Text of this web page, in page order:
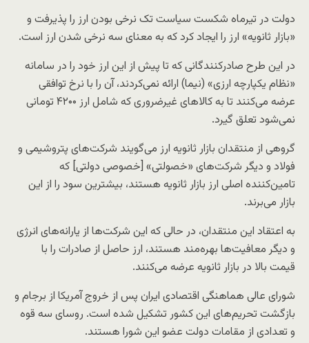
دولت در تیرماه شکست سیاست تک نرخی بودن ارز را پذیرفت و
«بازار ثانویه» ارز را ایجاد کرد که به معنای سه نرخی شدن ارز است.
در این طرح صادرکنندگانی که تا پیش از این ارز خود را در سامانه
«نظام یکپارچه ارزی» (نیما) ارائه نمی‌کردند، ‌آن را با نرخ توافقی
عرضه می‌کنند تا به کالاهای غیرضروری که شامل ارز ۴۲۰۰ تومانی
نمی‌شود تعلق گیرد.
گروهی از منتقدان بازار ثانویه ارز می‌گویند شرکت‌های پتروشیمی و
فولاد و دیگر شرکت‌های «خصولتی» [خصوصی دولتی] که
تامین‌کننده اصلی ارز بازار ثانویه هستند، بیشترین سود را از این
بازار می‌برند.
به اعتقاد این منتقدان، در حالی که این شرکت‌ها از یارانه‌های انرژی
و دیگر معافیت‌ها بهره‌مند هستند، ارز حاصل از صادرات را با
قیمت بالا در بازار ثانویه عرضه می‌کنند.
شورای عالی هماهنگی اقتصادی ایران پس از خروج آمریکا از برجام و
بازگشت تحریم‌های این کشور تشکیل شده است. روسای سه قوه
و تعدادی از مقامات دولت عضو این شورا هستند.